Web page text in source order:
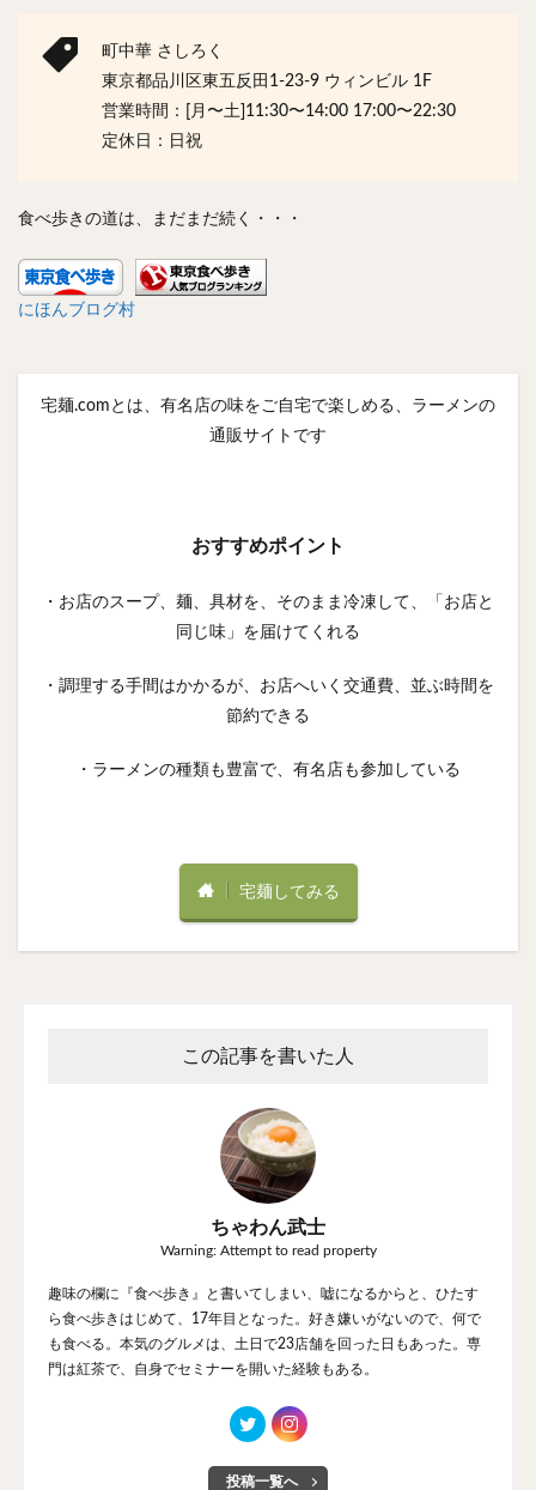
町中華 さしろく
東京都品川区東五反田1-23-9 ウィンビル 1F
営業時間：[月〜土]11:30〜14:00 17:00〜22:30
定休日：日祝
食べ歩きの道は、まだまだ続く・・・
にほんブログ村
宅麺.comとは、有名店の味をご自宅で楽しめる、ラーメンの
通販サイトです
おすすめポイント
・お店のスープ、麺、具材を、そのまま冷凍して、「お店と
同じ味」を届けてくれる
・調理する手間はかかるが、お店へいく交通費、並ぶ時間を
節約できる
・ラーメンの種類も豊富で、有名店も参加している
宅麺してみる
この記事を書いた人
ちゃわん武士
Warning: Attempt to read property
趣味の欄に『食べ歩き』と書いてしまい、嘘になるからと、ひたす
ら食べ歩きはじめて、17年目となった。好き嫌いがないので、何で
も食べる。本気のグルメは、土日で23店舗を回った日もあった。専
門は紅茶で、自身でセミナーを開いた経験もある。
投稿一覧へ